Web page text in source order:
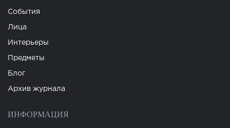
События
Лица
Интерьеры
Предметы
Блог
Архив журнала
ИНФОРМАЦИЯ